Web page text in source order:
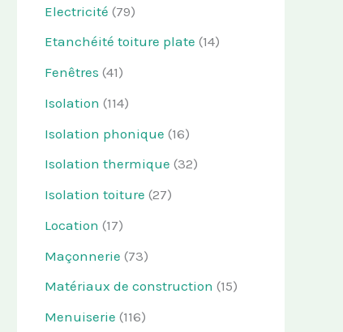
Electricité (79)
Etanchéité toiture plate (14)
Fenêtres (41)
Isolation (114)
Isolation phonique (16)
Isolation thermique (32)
Isolation toiture (27)
Location (17)
Maçonnerie (73)
Matériaux de construction (15)
Menuiserie (116)